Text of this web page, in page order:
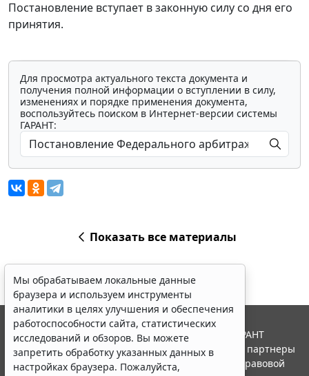
Постановление вступает в законную силу со дня его
принятия.
Для просмотра актуального текста документа и
получения полной информации о вступлении в силу,
изменениях и порядке применения документа,
воспользуйтесь поиском в Интернет-версии системы
ГАРАНТ:
Показать все материалы
Мы обрабатываем локальные данные
браузера и используем инструменты
аналитики в целях улучшения и обеспечения
работоспособности сайта, статистических
исследований и обзоров. Вы можете
запретить обработку указанных данных в
настройках браузера. Пожалуйста,
© ООО "НПП "ГАРАНТ-СЕРВИС", 2026. Система ГАРАНТ
выпускается с 1990 года. Компания "Гарант" и ее партнеры
являются участниками Российской ассоциации правовой